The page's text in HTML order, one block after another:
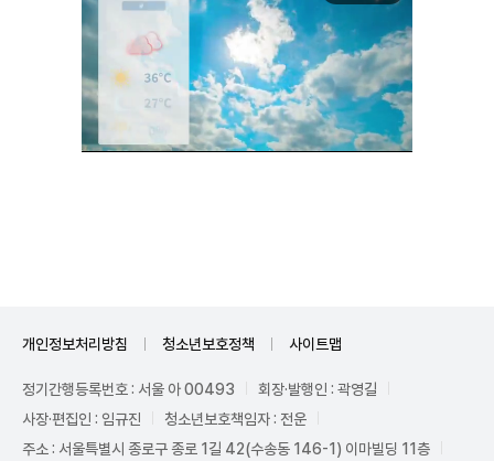
개인정보처리방침 청소년보호정책 사이트맵
정기간행등록번호 : 서울 아 00493
회장·발행인 : 곽영길
사장·편집인 : 임규진
청소년보호책임자 : 전운
주소 : 서울특별시 종로구 종로 1길 42(수송동 146-1) 이마빌딩 11층